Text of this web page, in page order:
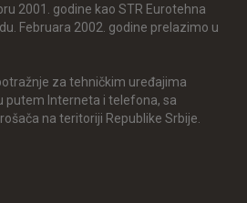
2001. godine kao STR Eurotehna
Februara 2002. godine prelazimo u
za tehničkim uređajima
putem Interneta i telefona, sa
na teritoriji Republike Srbije.